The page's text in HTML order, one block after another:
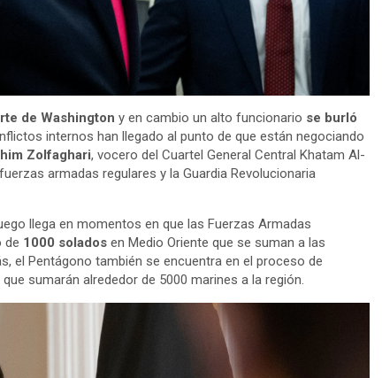
de Washington y en cambio un alto funcionario se burló
internos han llegado al punto de que están negociando
Zolfaghari, vocero del Cuartel General Central Khatam Al-
armadas regulares y la Guardia Revolucionaria
llega en momentos en que las Fuerzas Armadas
de 1000 solados en Medio Oriente que se suman a las
el Pentágono también se encuentra en el proceso de
sumarán alrededor de 5000 marines a la región.